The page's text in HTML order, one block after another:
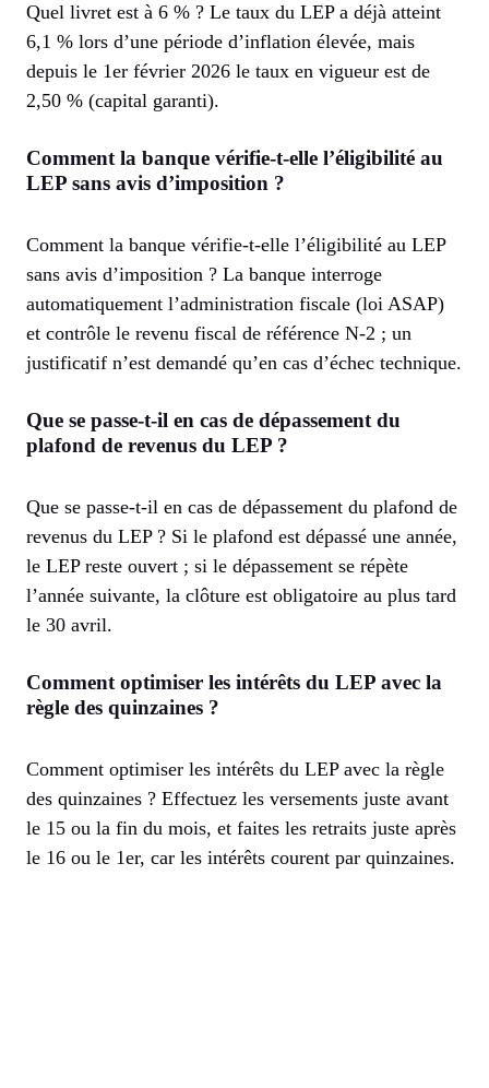
Quel livret est à 6 % ? Le taux du LEP a déjà atteint
6,1 % lors d’une période d’inflation élevée, mais
depuis le 1er février 2026 le taux en vigueur est de
2,50 % (capital garanti).
Comment la banque vérifie-t-elle l’éligibilité au
LEP sans avis d’imposition ?
Comment la banque vérifie-t-elle l’éligibilité au LEP
sans avis d’imposition ? La banque interroge
automatiquement l’administration fiscale (loi ASAP)
et contrôle le revenu fiscal de référence N-2 ; un
justificatif n’est demandé qu’en cas d’échec technique.
Que se passe-t-il en cas de dépassement du
plafond de revenus du LEP ?
Que se passe-t-il en cas de dépassement du plafond de
revenus du LEP ? Si le plafond est dépassé une année,
le LEP reste ouvert ; si le dépassement se répète
l’année suivante, la clôture est obligatoire au plus tard
le 30 avril.
Comment optimiser les intérêts du LEP avec la
règle des quinzaines ?
Comment optimiser les intérêts du LEP avec la règle
des quinzaines ? Effectuez les versements juste avant
le 15 ou la fin du mois, et faites les retraits juste après
le 16 ou le 1er, car les intérêts courent par quinzaines.